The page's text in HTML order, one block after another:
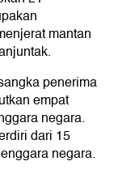
mantan
penerima
empat
negara.
dari 15
negara.